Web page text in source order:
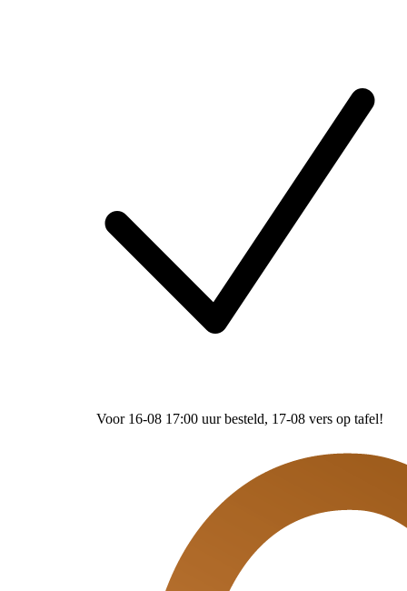
Voor 16-08 17:00 uur besteld, 17-08 vers op tafel!